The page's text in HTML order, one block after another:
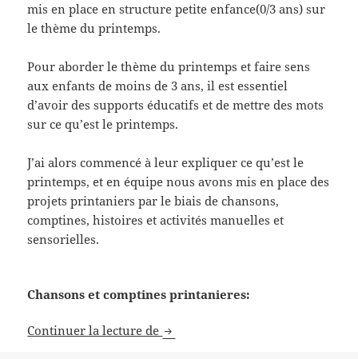
mis en place en structure petite enfance(0/3 ans) sur
le thème du printemps.
Pour aborder le thème du printemps et faire sens
aux enfants de moins de 3 ans, il est essentiel
d’avoir des supports éducatifs et de mettre des mots
sur ce qu’est le printemps.
J’ai alors commencé à leur expliquer ce qu’est le
printemps, et en équipe nous avons mis en place des
projets printaniers par le biais de chansons,
comptines, histoires et activités manuelles et
sensorielles.
Chansons et comptines printanieres:
Continuer la lecture de Activités et Idées sur le